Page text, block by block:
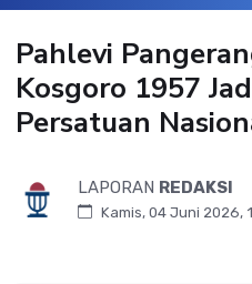
Pahlevi
Kosgoro 1957
Persatuan
LAPORAN REDAKSI
Kamis, 04 Juni 2026,